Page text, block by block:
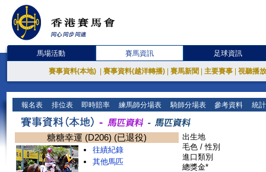
馬場活動 賽馬資訊 足球資訊
賽事資料(本地) 賽事資料(越洋轉播) 賽馬新聞 主要賽事 視聽播
報名表 排位表 即時賠率 練馬師分場表 騎師分場表 參考資料 統
糖糖幸運 (D206) (已退役)
往績紀錄
其他馬匹
出生地
毛色 / 性別
進口類別
總獎金*